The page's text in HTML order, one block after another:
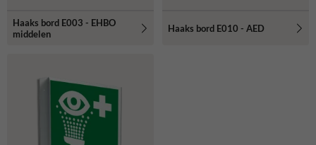
Haaks bord E003 - EHBO
middelen
Haaks bord E010 - AED